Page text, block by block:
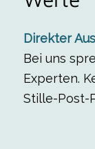
Direkter
Bei uns
Experten.
Stille-Post-